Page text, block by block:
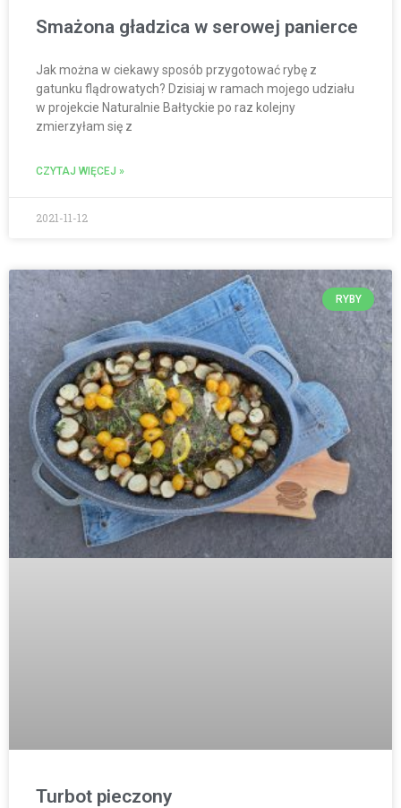
Smażona gładzica w serowej panierce
Jak można w ciekawy sposób przygotować rybę z
gatunku flądrowatych? Dzisiaj w ramach mojego udziału
w projekcie Naturalnie Bałtyckie po raz kolejny
zmierzyłam się z
CZYTAJ WIĘCEJ »
2021-11-12
RYBY
Turbot pieczony